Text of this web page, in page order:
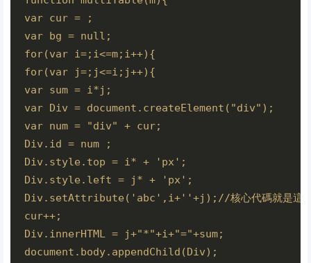
var cur = ;
var bg = null;
for(var i=;i<=m;i++){
for(var j=;j<=i;j++){
var sum = i*j;
var Div = document.createElement("div");
var num = "div" + cur;
Div.id = num ;
Div.style.top = i* + 'px';
Div.style.left = j* + 'px';
Div.setAttribute('abc',i+''+j);//核心代碼就是這裡啦
cur++;
Div.innerHTML = j+"*"+i+"="+sum;
document.body.appendChild(Div);